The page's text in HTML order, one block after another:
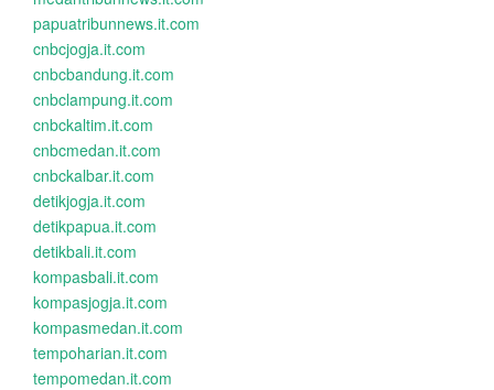
papuatribunnews.it.com
cnbcjogja.it.com
cnbcbandung.it.com
cnbclampung.it.com
cnbckaltim.it.com
cnbcmedan.it.com
cnbckalbar.it.com
detikjogja.it.com
detikpapua.it.com
detikbali.it.com
kompasbali.it.com
kompasjogja.it.com
kompasmedan.it.com
tempoharian.it.com
tempomedan.it.com